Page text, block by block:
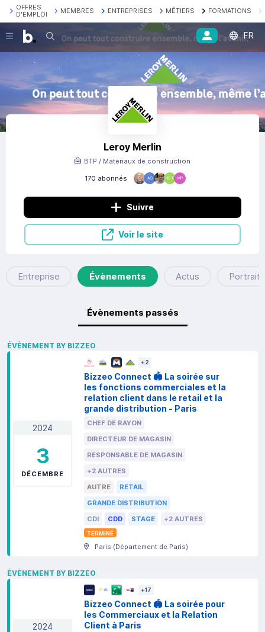
OFFRES
D'EMPLOI
MEMBRES ENTREPRISES MÉTIERS FORMATIONS
Recherche FR
Leroy Merlin
170 abonnés AS NCT MP
BTP / Matériaux de construction
Suivre
Voir le site
Entreprise Évènements Actus Portraits
Évènements passés
ÉVÈNEMENT BY BIZZEO
2024
3
DÉCEMBRE
+2
Bizzeo Connect 🏟️ La soirée sur
les fonctions commerciales et la
relation client dans le retail et la
grande distribution - Paris
CHEF DE RAYON
DIRECTEUR DE MAGASIN
RESPONSABLE DE MAGASIN
+2 AUTRES
AUTRE
RETAIL
GRANDE DISTRIBUTION
CDI
CDD STAGE +2 AUTRES
TERMINÉ
Paris (Département de Paris)
ÉVÈNEMENT BY BIZZEO
2024
+17
Bizzeo Connect 🏟️ La soirée pour
les Commerciaux et la Relation
Client à Paris